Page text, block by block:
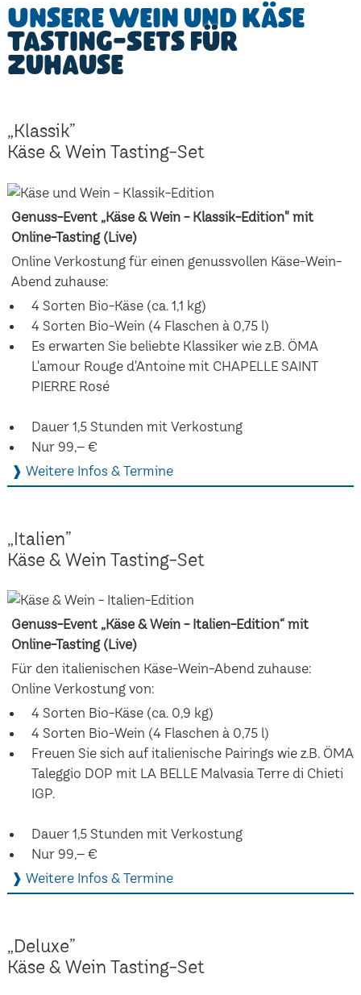
Unsere Wein und Käse
Tasting-Sets für
Zuhause
„Klassik”
Käse & Wein Tasting-Set
Genuss-Event „Käse & Wein - Klassik-Edition" mit
Online-Tasting (Live)
Online Verkostung für einen genussvollen Käse-Wein-
Abend zuhause:
4 Sorten Bio-Käse (ca. 1,1 kg)
4 Sorten Bio-Wein (4 Flaschen à 0,75 l)
Es erwarten Sie beliebte Klassiker wie z.B. ÖMA
L'amour Rouge d'Antoine mit CHAPELLE SAINT
PIERRE Rosé
Dauer 1,5 Stunden mit Verkostung
Nur 99,– €
❱ Weitere Infos & Termine
„Italien”
Käse & Wein Tasting-Set
Genuss-Event „Käse & Wein - Italien-Edition“ mit
Online-Tasting (Live)
Für den italienischen Käse-Wein-Abend zuhause:
Online Verkostung von:
4 Sorten Bio-Käse (ca. 0,9 kg)
4 Sorten Bio-Wein (4 Flaschen à 0,75 l)
Freuen Sie sich auf italienische Pairings wie z.B. ÖMA
Taleggio DOP mit LA BELLE Malvasia Terre di Chieti
IGP.
Dauer 1,5 Stunden mit Verkostung
Nur 99,– €
❱ Weitere Infos & Termine
„Deluxe”
Käse & Wein Tasting-Set